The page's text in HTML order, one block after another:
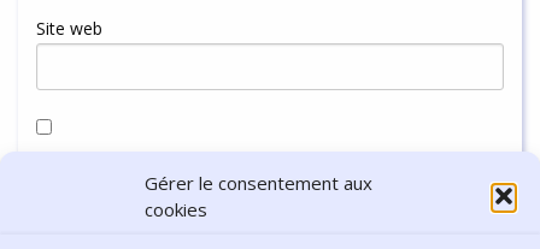
Gérer le consentement aux
cookies
Site web
navigateur pour mon prochain commentaire.